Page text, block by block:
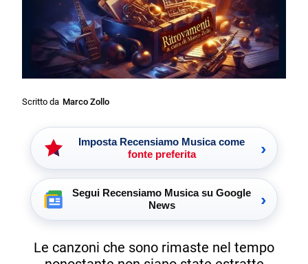
Scritto da Marco Zollo
Imposta Recensiamo Musica come
fonte preferita
›
Segui Recensiamo Musica su Google
News
›
Le canzoni che sono rimaste nel tempo